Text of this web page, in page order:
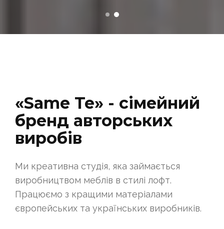
«Same Te» - сімейний
бренд авторських
виробів
Ми креативна студія, яка займається
виробництвом меблів в стилі лофт.
Працюємо з кращими матеріалами
європейських та українських виробників.